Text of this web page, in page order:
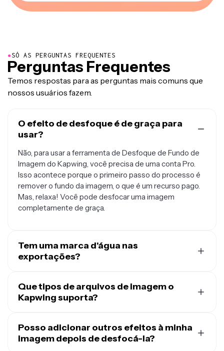
●SÓ AS PERGUNTAS FREQUENTES
Perguntas Frequentes
Temos respostas para as perguntas mais comuns que
nossos usuários fazem.
O efeito de desfoque é de graça para
usar?
Não, para usar a ferramenta de Desfoque de Fundo de
Imagem do Kapwing, você precisa de uma conta Pro.
Isso acontece porque o primeiro passo do processo é
remover o fundo da imagem, o que é um recurso pago.
Mas, relaxa! Você pode desfocar uma imagem
completamente de graça.
Tem uma marca d'água nas
exportações?
marca d'água em todas as imagens exportadas. Para
remover a marca d'água, você precisa fazer upgrade
Que tipos de arquivos de imagem o
Kapwing suporta?
JPG, HEIC, WebP, PNG, e muito mais.
Posso adicionar outros efeitos à minha
imagem depois de desfocá-la?